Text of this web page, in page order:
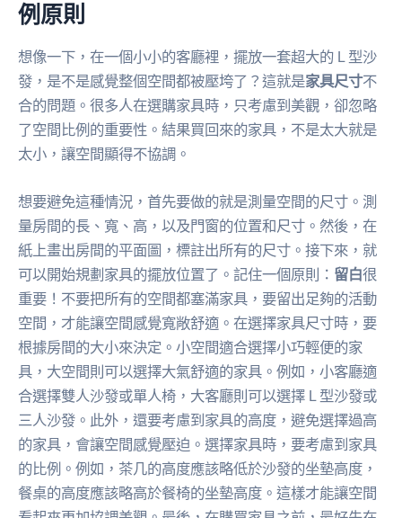
例原則
想像一下，在一個小小的客廳裡，擺放一套超大的 L 型沙
發，是不是感覺整個空間都被壓垮了？這就是家具尺寸不
合的問題。很多人在選購家具時，只考慮到美觀，卻忽略
了空間比例的重要性。結果買回來的家具，不是太大就是
太小，讓空間顯得不協調。
想要避免這種情況，首先要做的就是測量空間的尺寸。測
量房間的長、寬、高，以及門窗的位置和尺寸。然後，在
紙上畫出房間的平面圖，標註出所有的尺寸。接下來，就
可以開始規劃家具的擺放位置了。記住一個原則： 留白很
重要！不要把所有的空間都塞滿家具，要留出足夠的活動
空間，才能讓空間感覺寬敞舒適。在選擇家具尺寸時，要
根據房間的大小來決定。小空間適合選擇小巧輕便的家
具，大空間則可以選擇大氣舒適的家具。例如，小客廳適
合選擇雙人沙發或單人椅，大客廳則可以選擇 L 型沙發或
三人沙發。此外，還要考慮到家具的高度，避免選擇過高
的家具，會讓空間感覺壓迫。選擇家具時，要考慮到家具
的比例。例如，茶几的高度應該略低於沙發的坐墊高度，
餐桌的高度應該略高於餐椅的坐墊高度。這樣才能讓空間